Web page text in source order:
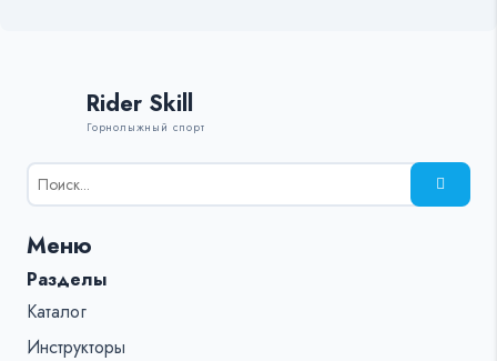
Rider Skill
Горнолыжный спорт
Результаты
поиска
%s:
Меню
Разделы
Каталог
Инструкторы